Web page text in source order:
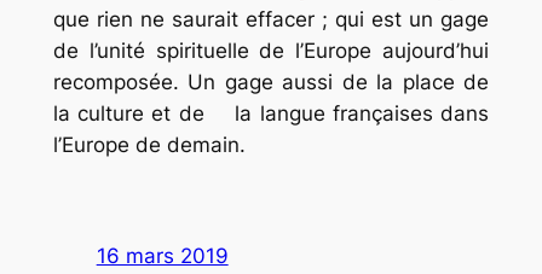
que rien ne saurait effacer ; qui est un gage
de l’unité spirituelle de l’Europe aujourd’hui
recomposée. Un gage aussi de la place de
la culture et de la langue françaises dans
l’Europe de demain.
16 mars 2019